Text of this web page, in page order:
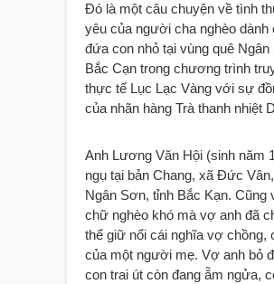
Đó là một câu chuyện về tình
yêu của người cha nghèo dành
đứa con nhỏ tại vùng quê Ngân
Bắc Cạn trong chương trình
thực tế Lục Lạc Vàng với sự
của nhãn hàng Trà thanh nhiệt
Anh Lương Văn Hội (sinh năm
ngụ tại bản Chang, xã Đức
Ngân Sơn, tỉnh Bắc Kạn. Cũng
chữ nghèo khó mà vợ anh đã
thể giữ nổi cái nghĩa vợ chồng,
của một người mẹ. Vợ anh bỏ
con trai út còn đang ẵm ngửa,